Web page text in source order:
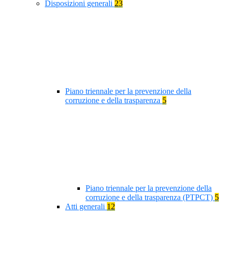
Disposizioni generali 23
Piano triennale per la prevenzione della
corruzione e della trasparenza 5
Piano triennale per la prevenzione della
corruzione e della trasparenza (PTPCT) 5
Atti generali 12